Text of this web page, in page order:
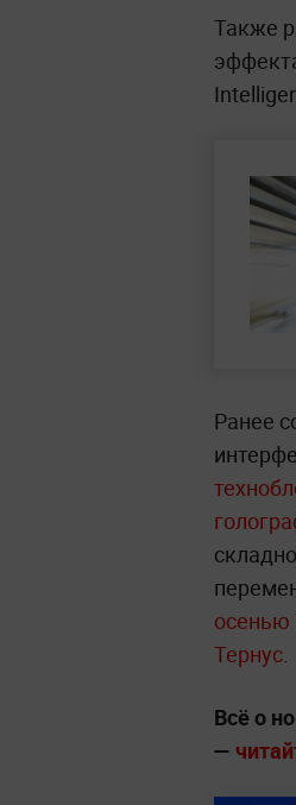
Также
Ранее
осенью
Тернус.
Всё о
—